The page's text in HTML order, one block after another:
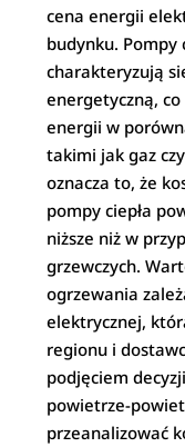
cena energii
budynku. Pompy
charakteryzują
energetyczną, co
energii w
takimi jak gaz
oznacza to, że
pompy ciepła
niższe niż w
grzewczych.
ogrzewania
elektrycznej,
regionu i
podjęciem
powietrze-
przeanalizować